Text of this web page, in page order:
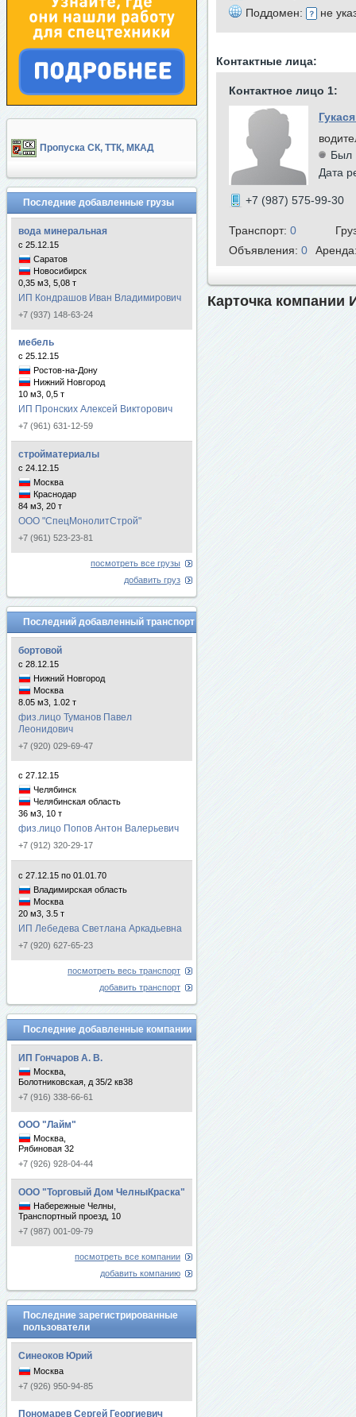
Пропуска СК, ТТК, МКАД
Последние добавленные грузы
вода минеральная
с 25.12.15
Саратов
Новосибирск
0,35 м3, 5,08 т
ИП Кондрашов Иван Владимирович
+7 (937) 148-63-24
мебель
с 25.12.15
Ростов-на-Дону
Нижний Новгород
10 м3, 0,5 т
ИП Пронских Алексей Викторович
+7 (961) 631-12-59
стройматериалы
с 24.12.15
Москва
Краснодар
84 м3, 20 т
ООО "СпецМонолитСтрой"
+7 (961) 523-23-81
посмотреть все грузы
добавить груз
Последний добавленный транспорт
бортовой
с 28.12.15
Нижний Новгород
Москва
8.05 м3, 1.02 т
физ.лицо Туманов Павел
Леонидович
+7 (920) 029-69-47
с 27.12.15
Челябинск
Челябинская область
36 м3, 10 т
физ.лицо Попов Антон Валерьевич
+7 (912) 320-29-17
с 27.12.15 по 01.01.70
Владимирская область
Москва
20 м3, 3.5 т
ИП Лебедева Светлана Аркадьевна
+7 (920) 627-65-23
посмотреть весь транспорт
добавить транспорт
Последние добавленные компании
ИП Гончаров А. В.
Москва,
Болотниковская, д 35/2 кв38
+7 (916) 338-66-61
ООО "Лайм"
Москва,
Рябиновая 32
+7 (926) 928-04-44
ООО "Торговый Дом ЧелныКраска"
Набережные Челны,
Транспортный проезд, 10
+7 (987) 001-09-79
посмотреть все компании
добавить компанию
Последние зарегистрированные
пользователи
Синеоков Юрий
Москва
+7 (926) 950-94-85
Пономарев Сергей Георгиевич
Поддомен:
не
Контактные лица:
Контактное лицо 1:
Был
Дата
+7 (987) 575-99-30
Транспорт: 0
Объявления: 0
Карточка компании